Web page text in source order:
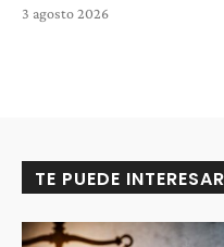
3 agosto 2026
TE PUEDE INTERESAR